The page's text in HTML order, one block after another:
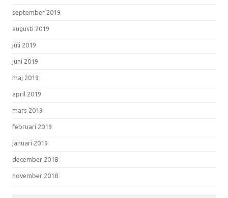
september 2019
augusti 2019
juli 2019
juni 2019
maj 2019
april 2019
mars 2019
februari 2019
januari 2019
december 2018
november 2018